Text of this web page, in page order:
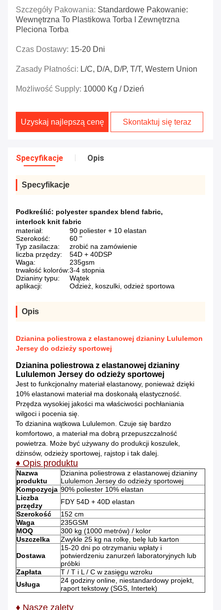
Szczegóły Pakowania: Standardowe Pakowanie:
Wewnętrzna To Plastikowa Torba I Zewnętrzna
Pleciona Torba
Czas Dostawy: 15-20 Dni
Zasady Płatności: L/C, D/A, D/P, T/T, Western Union
Możliwość Supply: 10000 Kg / Dzień
Uzyskaj najlepszą cenę Skontaktuj się teraz
Specyfikacje Opis
Specyfikacje
Podkreślić: polyester spandex blend fabric,
interlock knit fabric
materiał:
90 poliester + 10 elastan
Szerokość:
60 ''
Typ zasilacza:
zrobić na zamówienie
liczba przędzy:
54D + 40DSP
Waga:
235gsm
trwałość kolorów:3-4 stopnia
Dzianiny typu:
Wątek
aplikacji:
Odzież, koszulki, odzież sportowa
Opis
Dzianina poliestrowa z elastanowej dzianiny Lululemon
Jersey do odzieży sportowej
Dzianina poliestrowa z elastanowej dzianiny
Lululemon Jersey do odzieży sportowej
Jest to funkcjonalny materiał elastanowy, ponieważ dzięki
10% elastanowi materiał ma doskonałą elastyczność.
Przędza wysokiej jakości ma właściwości pochłaniania
wilgoci i pocenia się.
To dzianina wątkowa Lululemon. Czuje się bardzo
komfortowo, a materiał ma dobrą przepuszczalność
powietrza. Może być używany do produkcji koszulek,
dżinsów, odzieży sportowej, rajstop i tak dalej.
♦ Opis produktu
Nazwa
produktu
Dzianina poliestrowa z elastanowej dzianiny
Lululemon Jersey do odzieży sportowej
Kompozycja 90% poliester 10% elastan
Liczba
przędzy
FDY 54D + 40D elastan
Szerokość
152 cm
Waga
235GSM
MOQ
300 kg (1000 metrów) / kolor
Uszczelka
Zwykle 25 kg na rolkę, belę lub karton
Dostawa
15-20 dni po otrzymaniu wpłaty i
potwierdzeniu zanurzeń laboratoryjnych lub
próbki
Zapłata
T / T i L / C w zasięgu wzroku
Usługa
24 godziny online, niestandardowy projekt,
raport tekstowy (SGS, Intertek)
♦ Nasze zalety